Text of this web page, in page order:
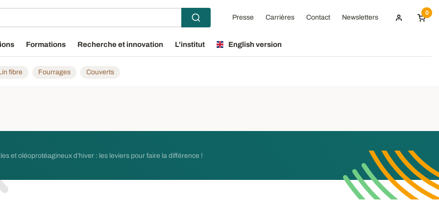
Presse Carrières Contact Newsletters
0
Formations Recherche et innovation L'institut English version
fibre Fourrages Couverts
et oléoprotéagineux d’hiver : les leviers pour faire la différence !